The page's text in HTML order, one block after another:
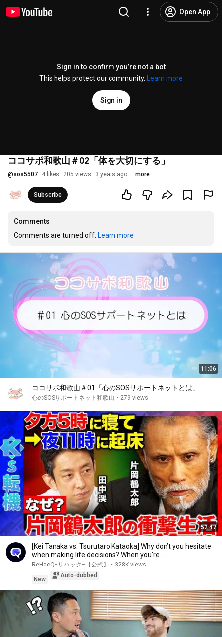
Open App
Sign in to confirm you’re not a bot
This helps protect our community.
Learn more
Sign in
ココサポ和歌山＃02「体を大切にする」
@sos5507 4 likes 205 views 3 years ago more
Subscribe
Comments
Comments are turned off. Learn more
11:06
ココサポ和歌山＃01「心のSOSサポートネットとは」
心のSOSサポートネット和歌山 • 279 views
52:47
[Kei Tanaka vs. Tsurutaro Kataoka] Why don’t you hesitate
when making life decisions? When you're...
ReHacQ−リハック−【公式】 • 328K views
New
Auto-dubbed